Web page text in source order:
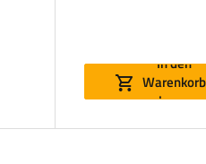
In den
Warenkorb
legen